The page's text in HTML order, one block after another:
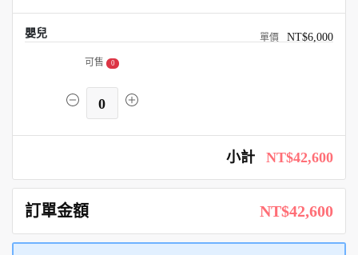
嬰兒 NT$6,000
可售 0
0
小計 NT$42,600
訂單金額 NT$42,600